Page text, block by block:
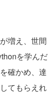
増え、世間
を学んだ
確かめ、達
てもらえれ